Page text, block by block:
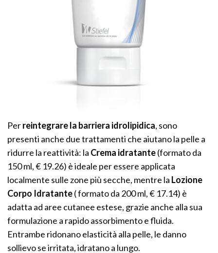
Perreintegrare la barriera idrolipidica, sono
presenti anche due trattamenti che aiutano la pelle a
ridurre la reattività: la Crema idratante(formato da
150 ml, € 19.26) è ideale per essere applicata
localmente sulle zone più secche, mentre la Lozione
Corpo Idratante( formato da 200 ml, € 17.14) è
adatta ad aree cutanee estese, grazie anche alla sua
formulazione a rapido assorbimento e fluida.
Entrambe ridonano elasticità alla pelle, le danno
sollievo se irritata, idratano a lungo.